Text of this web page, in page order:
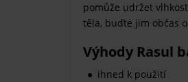
pomůže udržet
těla, buďte jim občas
Výhody Rasul
ihned k použití